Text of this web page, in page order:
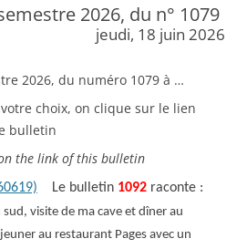
2026, du n° 1079
jeudi, 18 juin 2026
2026, du numéro 1079 à …
choix, on clique sur le lien
bulletin
the link of this bulletin
Le bulletin 1092 raconte :
visite de ma cave et dîner au
au restaurant Pages avec un